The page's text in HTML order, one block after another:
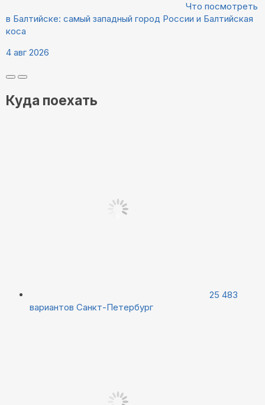
Что посмотреть
в Балтийске: самый западный город России и Балтийская
коса
4 авг 2026
Куда поехать
25 483
вариантов Санкт-Петербург